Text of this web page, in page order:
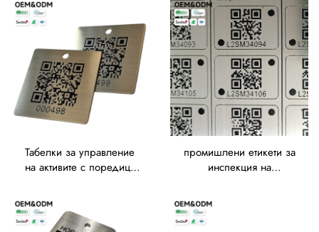
Табелки за управление
на активите с поредица
устойчиви към високи
температури,
персонализирани
промишлени етикети за
инспекция на
гравирани серийни
номера от неръждаема
стомана 304 и 316,